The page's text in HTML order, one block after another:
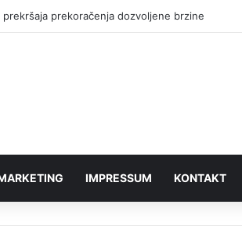
prekoračenja dozvoljene brzine
IMPRESSUM KONTAKT